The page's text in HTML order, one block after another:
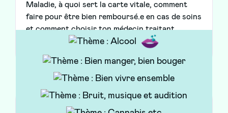
Maladie, à quoi sert la carte vitale, comment
faire pour être bien remboursé.e en cas de soins
et comment choisir ton médecin traitant.
Tu te poses des questions sur ta santé ?
Le Pass’Santé Jeunes y répond !